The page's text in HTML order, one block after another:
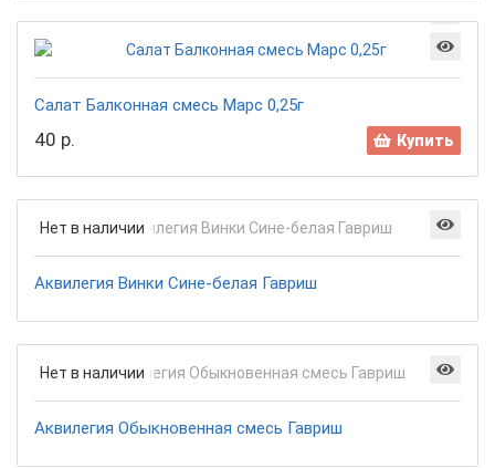
Салат Балконная смесь Марс 0,25г
40 р. Купить
Нет в наличии
Аквилегия Винки Сине-белая Гавриш
Нет в наличии
Аквилегия Обыкновенная смесь Гавриш